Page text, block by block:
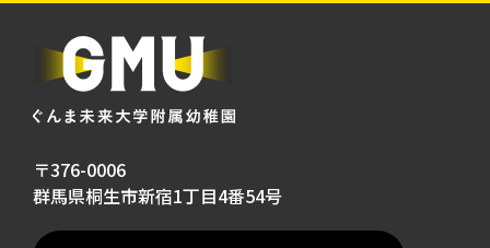
〒376-0006
群馬県桐生市新宿1丁目4番54号